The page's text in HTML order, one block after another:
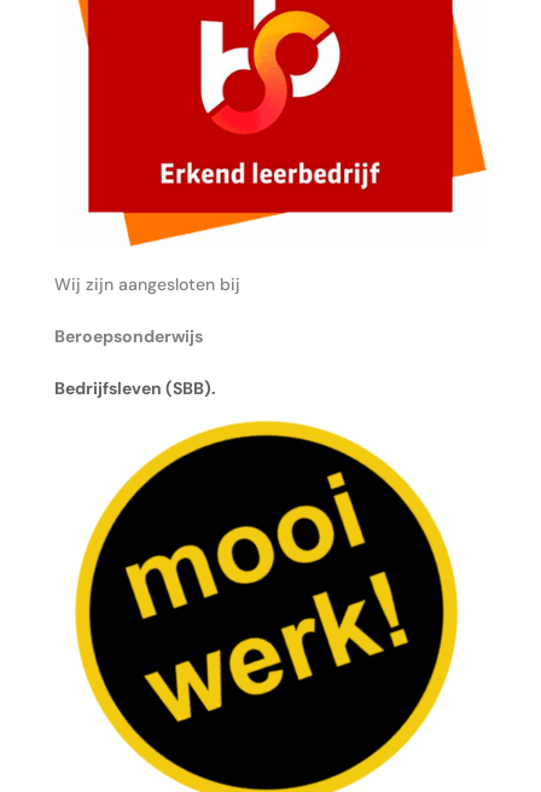
Wij zijn aangesloten bij
Beroepsonderwijs
Bedrijfsleven (SBB).